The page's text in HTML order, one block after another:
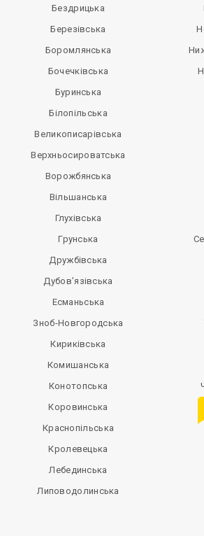
Бездрицька
Березівська
Боромлянська
Бочечківська
Буринська
Білопільська
Великописарівська
Верхньосироватська
Ворожбянська
Вільшанська
Глухівська
Грунська
Дружбівська
Дубов’язівська
Есманьська
Зноб-Новгородська
Кириківська
Комишанська
Конотопська
Коровинська
Краснопільська
Кролевецька
Лебединська
Липоводолинська